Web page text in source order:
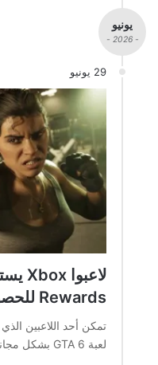
يونيو
- 2026 -
29 يونيو
Rewards للحصول على GTA 6 مجاناً!
تمكن أحد اللاعبين
لعبة GTA 6 بشكل مجاني وبدون أي تكلفة مادية تذكر…